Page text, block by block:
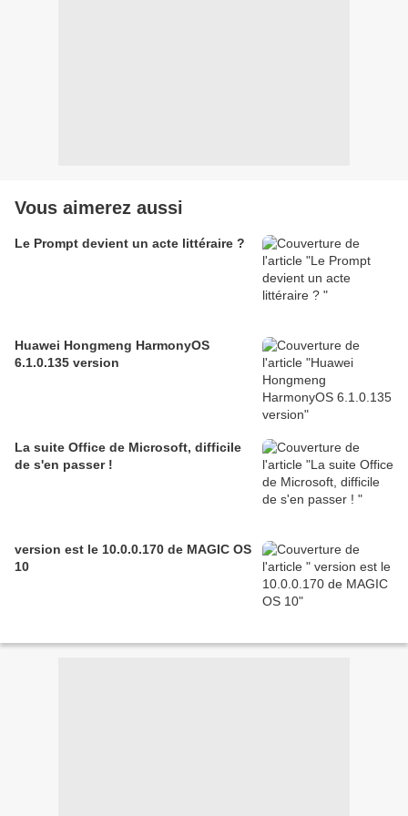
Vous aimerez aussi
Le Prompt devient un acte littéraire ?
Huawei Hongmeng HarmonyOS
6.1.0.135 version
La suite Office de Microsoft, difficile
de s'en passer !
version est le 10.0.0.170 de MAGIC OS
10